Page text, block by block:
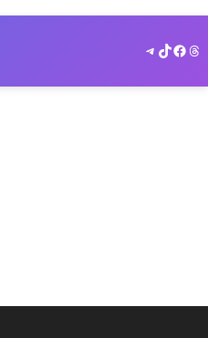
Telegram
TikTok